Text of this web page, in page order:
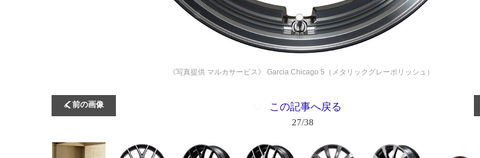
《写真提供 マルカサービス》 Garcia Chicago 5（メタリックグレーポリッシュ）
前の画像 この記事へ戻る
27/38